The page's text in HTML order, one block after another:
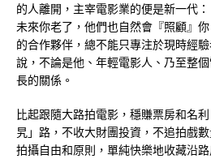
的人離開，主宰電影業的便是新一代
未來你老了，他們也自然會『照顧』
的合作夥伴，總不能只專注於現時經
說，不論是他、年輕電影人、乃至整
長的關係。
比起跟隨大路拍電影，穩賺票房和名
旯」路，不收大財團投資，不追拍戲
拍攝自由和原則，單純快樂地收藏沿路